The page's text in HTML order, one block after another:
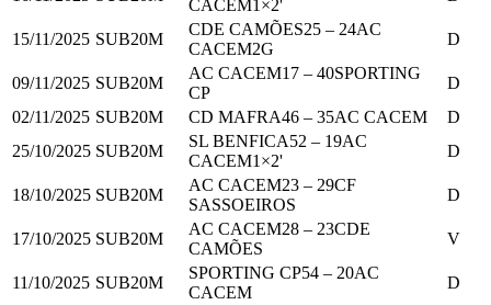
CACEM 1 ×2'
15/11/2025 SUB20M
CDE CAMÕES25 – 24AC
CACEM2G
D
09/11/2025 SUB20M
AC CACEM17 – 40SPORTING
CP
D
02/11/2025 SUB20M CD MAFRA46 – 35AC CACEM
D
25/10/2025 SUB20M
SL BENFICA52 – 19AC
CACEM1 ×2'
D
18/10/2025 SUB20M
AC CACEM23 – 29CF
SASSOEIROS
D
17/10/2025 SUB20M
AC CACEM28 – 23CDE
CAMÕES
V
11/10/2025 SUB20M
SPORTING CP54 – 20AC
CACEM
D